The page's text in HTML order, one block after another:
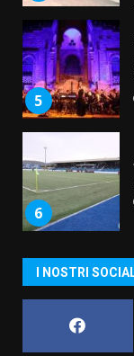
5
6
I NOSTRI